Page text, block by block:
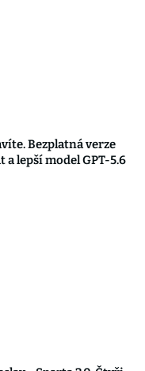
Bezplatná verze
a lepší model GPT-5.6